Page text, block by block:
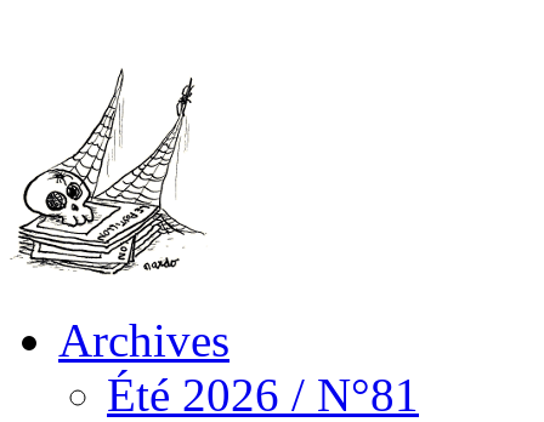
Archives
Été 2026 / N°81